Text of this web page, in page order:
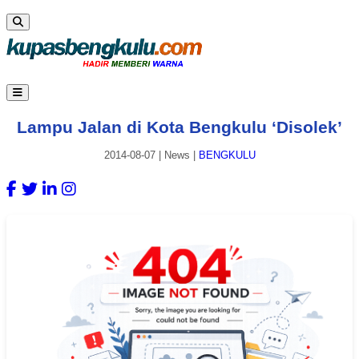
Lampu Jalan di Kota Bengkulu ‘Disolek’
2014-08-07| News BENGKULU